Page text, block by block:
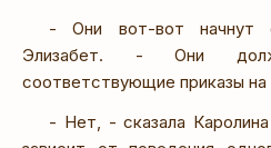
- Они вот-вот начнут
Элизабет. - Они
соответствующие приказы на
- Нет, - сказала